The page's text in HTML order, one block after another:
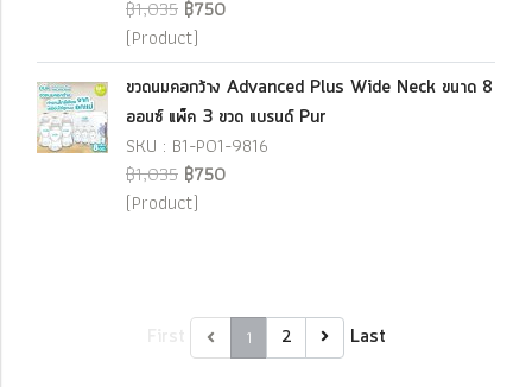
฿1,035 ฿750
(Product)
ขวดนมคอกว้าง Advanced Plus Wide Neck ขนาด 8
ออนซ์ แพ็ค 3 ขวด แบรนด์ Pur
SKU : B1-P01-9816
฿1,035 ฿750
(Product)
1 2 Last